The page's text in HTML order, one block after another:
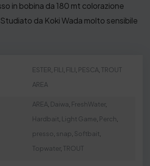
in bobina da 180 mt colorazione
da Koki Wada molto sensibile
ESTER FILI FILI PESCA, TROUT
AREA
AREA, Daiwa FreshWater,
Hardbait Light Game Perch
presso snap Softbait
Topwater, TROUT